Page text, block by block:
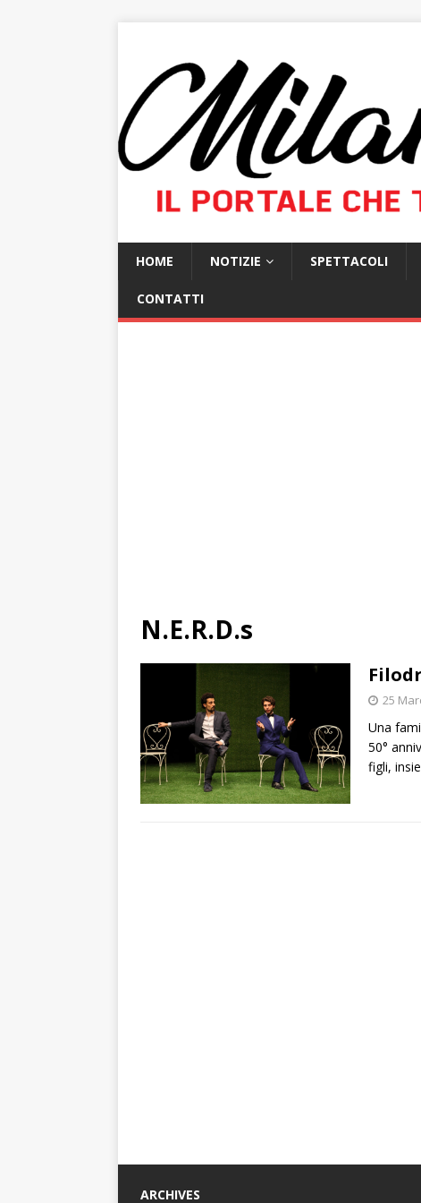
HOME NOTIZIE SPETTACOLI
CONTATTI
N.E.R.D.s
25
Una
50°
figli,
ARCHIVES